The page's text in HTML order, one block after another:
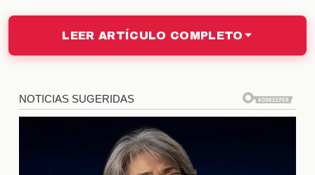
desempeño del equipo, mientras que la salida de
jugadores podría abrir espacio para nuevas
incorporaciones. Además, esto podría influir en la
aspectos cruciales en el competitivo entorno de la
Liga MX.
Opiniones de Expertos
LEER ARTÍCULO COMPLETO